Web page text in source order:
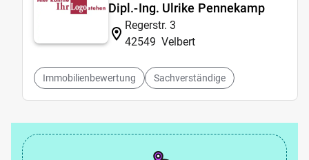
Dipl.-Ing. Ulrike Pennekamp
Regerstr. 3
42549 Velbert
Immobilienbewertung Sachverständige